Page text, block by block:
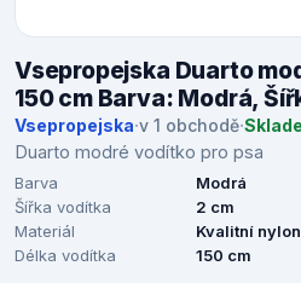
Vsepropejska Duarto
150 cm Barva: Modrá,
Vsepropejska·v 1 obchodě·
Duarto modré vodítko pro psa
Barva
Modrá
Šířka vodítka
2 cm
Materiál
Kvalitní nylon
Délka vodítka
150 cm